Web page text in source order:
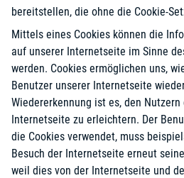
bereitstellen, die ohne die Cookie-
Mittels eines Cookies können die
auf unserer Internetseite im Sinne
werden. Cookies ermöglichen uns,
Benutzer unserer Internetseite
Wiedererkennung ist es, den
Internetseite zu erleichtern. Der
die Cookies verwendet, muss
Besuch der Internetseite erneut
weil dies von der Internetseite und